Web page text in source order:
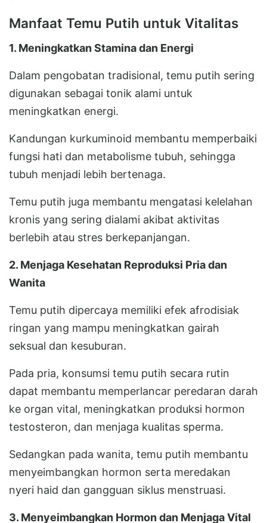
Manfaat Temu Putih untuk Vitalitas
1. Meningkatkan Stamina dan Energi
Dalam pengobatan tradisional, temu putih sering
digunakan sebagai tonik alami untuk
meningkatkan energi.
Kandungan kurkuminoid membantu memperbaiki
fungsi hati dan metabolisme tubuh, sehingga
tubuh menjadi lebih bertenaga.
Temu putih juga membantu mengatasi kelelahan
kronis yang sering dialami akibat aktivitas
berlebih atau stres berkepanjangan.
2. Menjaga Kesehatan Reproduksi Pria dan
Wanita
Temu putih dipercaya memiliki efek afrodisiak
ringan yang mampu meningkatkan gairah
seksual dan kesuburan.
Pada pria, konsumsi temu putih secara rutin
dapat membantu memperlancar peredaran darah
ke organ vital, meningkatkan produksi hormon
testosteron, dan menjaga kualitas sperma.
Sedangkan pada wanita, temu putih membantu
menyeimbangkan hormon serta meredakan
nyeri haid dan gangguan siklus menstruasi.
3. Menyeimbangkan Hormon dan Menjaga Vital